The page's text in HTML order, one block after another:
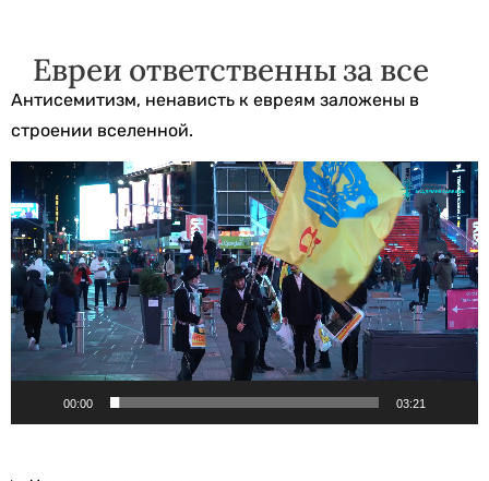
Евреи ответственны за все
Антисемитизм, ненависть к евреям заложены в
строении вселенной.
Видеоплеер
00:00 03:21